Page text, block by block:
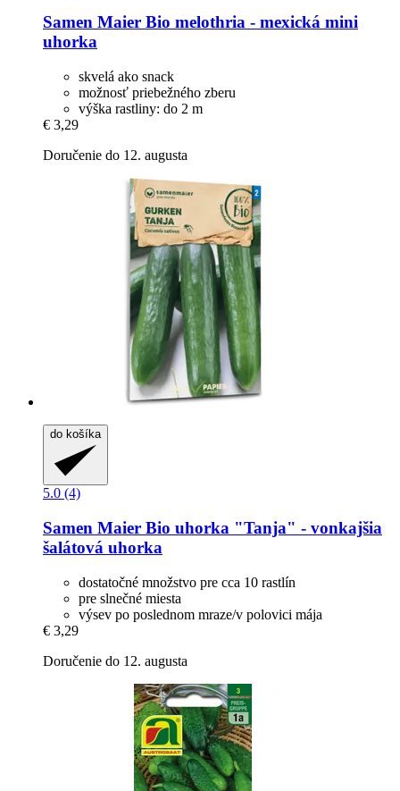
Samen Maier Bio melothria -​ mexická mini
uhorka
skvelá ako snack
možnosť priebežného zberu
výška rastliny: do 2 m
€ 3,29
Doručenie do 12. augusta
do košíka
5.0 (4)
Samen Maier Bio uhorka "Tanja" -​ vonkajšia
šalátová uhorka
dostatočné množstvo pre cca 10 rastlín
pre slnečné miesta
výsev po poslednom mraze/v polovici mája
€ 3,29
Doručenie do 12. augusta